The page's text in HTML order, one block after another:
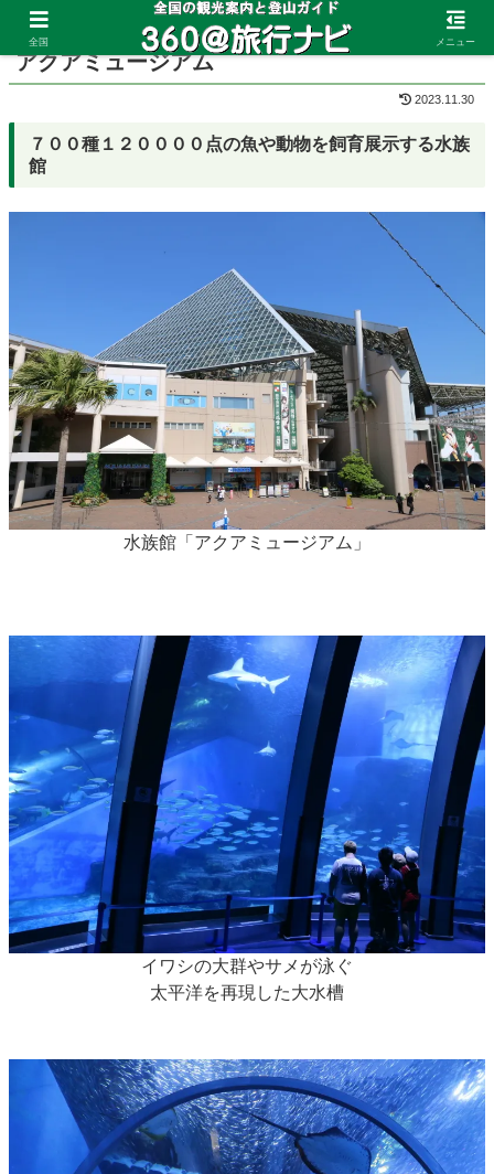
ホーム 神奈川県 八景島
アクアミュージアム
2023.11.30
７００種１２００００点の魚や動物を飼育展示する水族
館
水族館「アクアミュージアム」
イワシの大群やサメが泳ぐ
太平洋を再現した大水槽
全国 メニュー